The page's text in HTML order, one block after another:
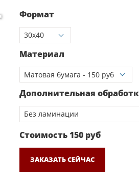
Формат
Материал
Дополнительная
Стоимость150 руб
ЗАКАЗАТЬ СЕЙЧАС